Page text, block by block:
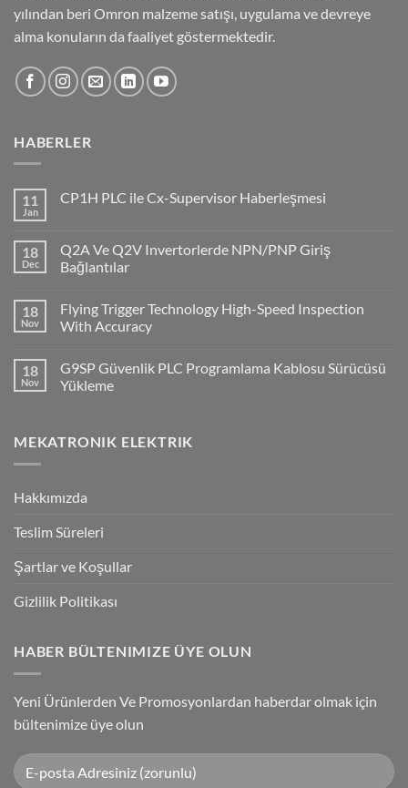
yılından beri Omron malzeme satışı, uygulama ve devreye
alma konuların da faaliyet göstermektedir.
HABERLER
11
Jan
CP1H PLC ile Cx-Supervisor Haberleşmesi
CP1H
PLC
ile
Haberleşmesi
18
Dec
Q2A Ve Q2V Invertorlerde NPN/PNP Giriş
Bağlantılar
on
Q2A
Ve
NPN/PNP
Giriş
Bağlantılar
18
Nov
Flying Trigger Technology High-Speed Inspection
With Accuracy
on
Flying
Trigger
Inspection
With
18
Nov
G9SP Güvenlik PLC Programlama Kablosu Sürücüsü
Yükleme
G9SP
Güvenlik
Sürücüsü
MEKATRONIK ELEKTRIK
Hakkımızda
Teslim Süreleri
Şartlar ve Koşullar
Gizlilik Politikası
HABER BÜLTENIMIZE ÜYE OLUN
Yeni Ürünlerden Ve Promosyonlardan haberdar olmak için
bültenimize üye olun